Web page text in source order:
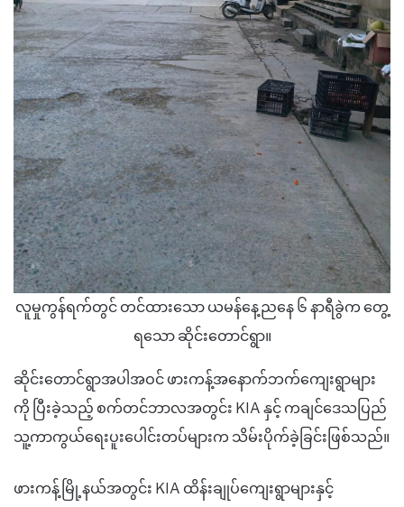
လူမှုကွန်ရက်တွင် တင်ထားသော ယမန်နေ့ညနေ ၆ နာရီခွဲက တွေ့
ရသော ဆိုင်းတောင်ရွာ။
ဆိုင်းတောင်ရွာအပါအဝင် ဖားကန့်အနောက်ဘက်ကျေးရွာများ
ကို ပြီးခဲ့သည့် စက်တင်ဘာလအတွင်း KIA နှင့် ကချင်ဒေသပြည်
သူ့ကာကွယ်ရေးပူးပေါင်းတပ်များက သိမ်းပိုက်ခဲ့ခြင်းဖြစ်သည်။
ဖားကန့်မြို့နယ်အတွင်း KIA ထိန်းချုပ်ကျေးရွာများနှင့်